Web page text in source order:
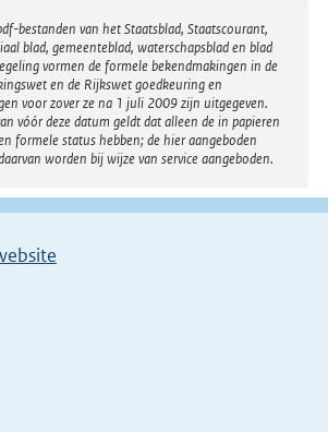
bestanden van het Staatsblad, Staatscourant,
blad, gemeenteblad, waterschapsblad en blad
vormen de formele bekendmakingen in de
en de Rijkswet goedkeuring en
voor zover ze na 1 juli 2009 zijn uitgegeven.
vóór deze datum geldt dat alleen de in papieren
formele status hebben; de hier aangeboden
worden bij wijze van service aangeboden.